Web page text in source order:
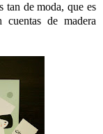
tan de moda, que es
de madera